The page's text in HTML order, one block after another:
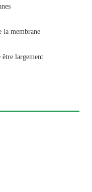
la membrane
largement